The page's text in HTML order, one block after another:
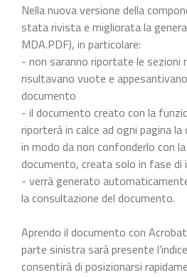
Nella nuova versione della
stata rivista e migliorata la
MDA.PDF), in particolare:
- non saranno riportate le sezioni
risultavano vuote e
documento
- il documento creato con la
riporterà in calce ad ogni pagina
in modo da non confonderlo con
documento, creata solo in fase di
- verrà generato
la consultazione del documento.
Aprendo il documento con
parte sinistra sarà presente
consentirà di posizionarsi